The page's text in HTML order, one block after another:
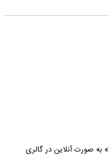
تصویر پیروزی در مجموعه‌ عکس‌های «پس از ۱۹» به صورت آنلاین در گالری